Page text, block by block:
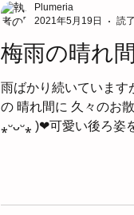
梅雨の晴れ
雨ばかり続いています
の 晴れ間に 久々のお
⁎ᵕᴗᵕ⁎ )❤︎可愛い後ろ姿
Plumeria
2021年5月19日
読